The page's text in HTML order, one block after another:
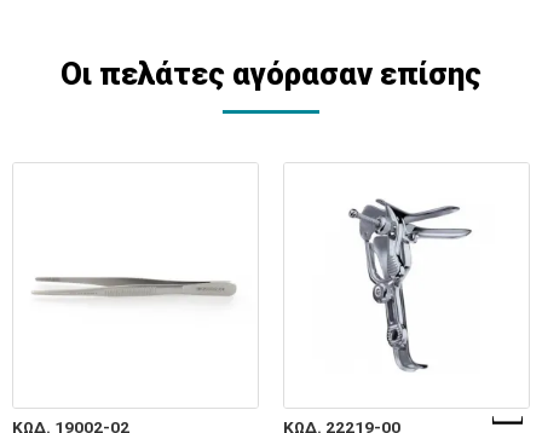
Οι πελάτες αγόρασαν επίσης
ΚΩΔ. 19002-02 ΚΩΔ. 22219-00